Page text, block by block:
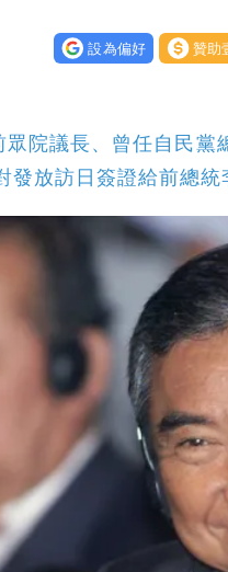
設為偏好 贊助
院議長、曾任自民
放訪日簽證給前總統